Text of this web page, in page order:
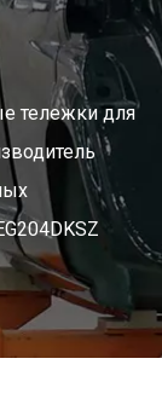
тележки для